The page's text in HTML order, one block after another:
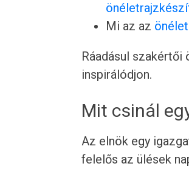
Mi az az
Ráadásul szakértői
inspirálódjon.
Mit csinál
Az elnök egy
felelős az ülések